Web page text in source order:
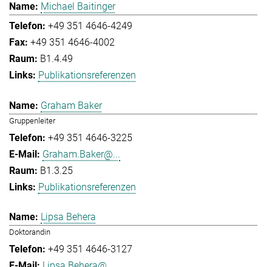
Michael Baitinger
+49 351 4646-4249
+49 351 4646-4002
B1.4.49
Publikationsreferenzen
Graham Baker
Gruppenleiter
+49 351 4646-3225
Graham.Baker@...
B1.3.25
Publikationsreferenzen
Lipsa Behera
Doktorandin
+49 351 4646-3127